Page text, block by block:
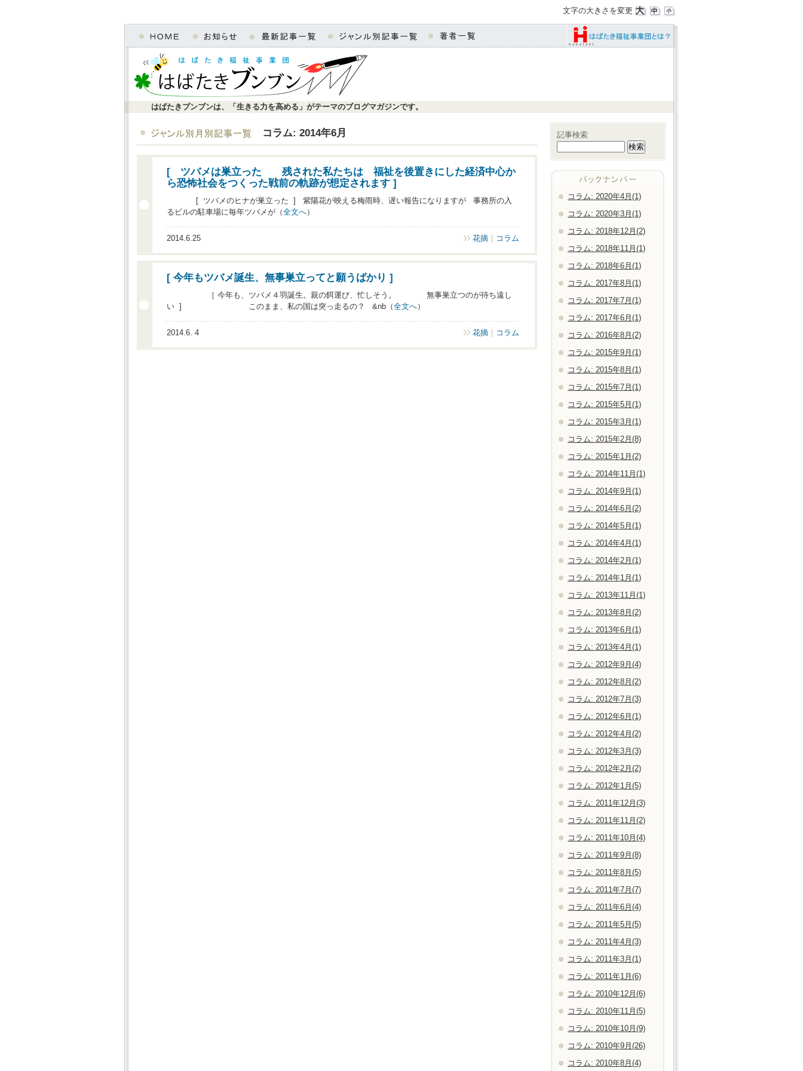
文字の大きさを変更
はばたきブンブンは、「生きる力を高める」がテーマのブログマガジンです。
コラム: 2014年6月
[ ツバメは巣立った 残された私たちは 福祉を後置きにした経済中心か
ら恐怖社会をつくった戦前の軌跡が想定されます ]
[ ツバメのヒナが巣立った ] 紫陽花が映える梅雨時、遅い報告になりますが 事務所の入
るビルの駐車場に毎年ツバメが（全文へ）
2014.6.25 花摘 コラム
[ 今年もツバメ誕生、無事巣立ってと願うばかり ]
［ 今年も、ツバメ４羽誕生。親の餌運び、忙しそう。 無事巣立つのが待ち遠し
い ] このまま、私の国は突っ走るの？ &nb（全文へ）
2014.6. 4 花摘 コラム
記事検索
コラム: 2020年4月(1)
コラム: 2020年3月(1)
コラム: 2018年12月(2)
コラム: 2018年11月(1)
コラム: 2018年6月(1)
コラム: 2017年8月(1)
コラム: 2017年7月(1)
コラム: 2017年6月(1)
コラム: 2016年8月(2)
コラム: 2015年9月(1)
コラム: 2015年8月(1)
コラム: 2015年7月(1)
コラム: 2015年5月(1)
コラム: 2015年3月(1)
コラム: 2015年2月(8)
コラム: 2015年1月(2)
コラム: 2014年11月(1)
コラム: 2014年9月(1)
コラム: 2014年6月(2)
コラム: 2014年5月(1)
コラム: 2014年4月(1)
コラム: 2014年2月(1)
コラム: 2014年1月(1)
コラム: 2013年11月(1)
コラム: 2013年8月(2)
コラム: 2013年6月(1)
コラム: 2013年4月(1)
コラム: 2012年9月(4)
コラム: 2012年8月(2)
コラム: 2012年7月(3)
コラム: 2012年6月(1)
コラム: 2012年4月(2)
コラム: 2012年3月(3)
コラム: 2012年2月(2)
コラム: 2012年1月(5)
コラム: 2011年12月(3)
コラム: 2011年11月(2)
コラム: 2011年10月(4)
コラム: 2011年9月(8)
コラム: 2011年8月(5)
コラム: 2011年7月(7)
コラム: 2011年6月(4)
コラム: 2011年5月(5)
コラム: 2011年4月(3)
コラム: 2011年3月(1)
コラム: 2011年1月(6)
コラム: 2010年12月(6)
コラム: 2010年11月(5)
コラム: 2010年10月(9)
コラム: 2010年9月(26)
コラム: 2010年8月(4)